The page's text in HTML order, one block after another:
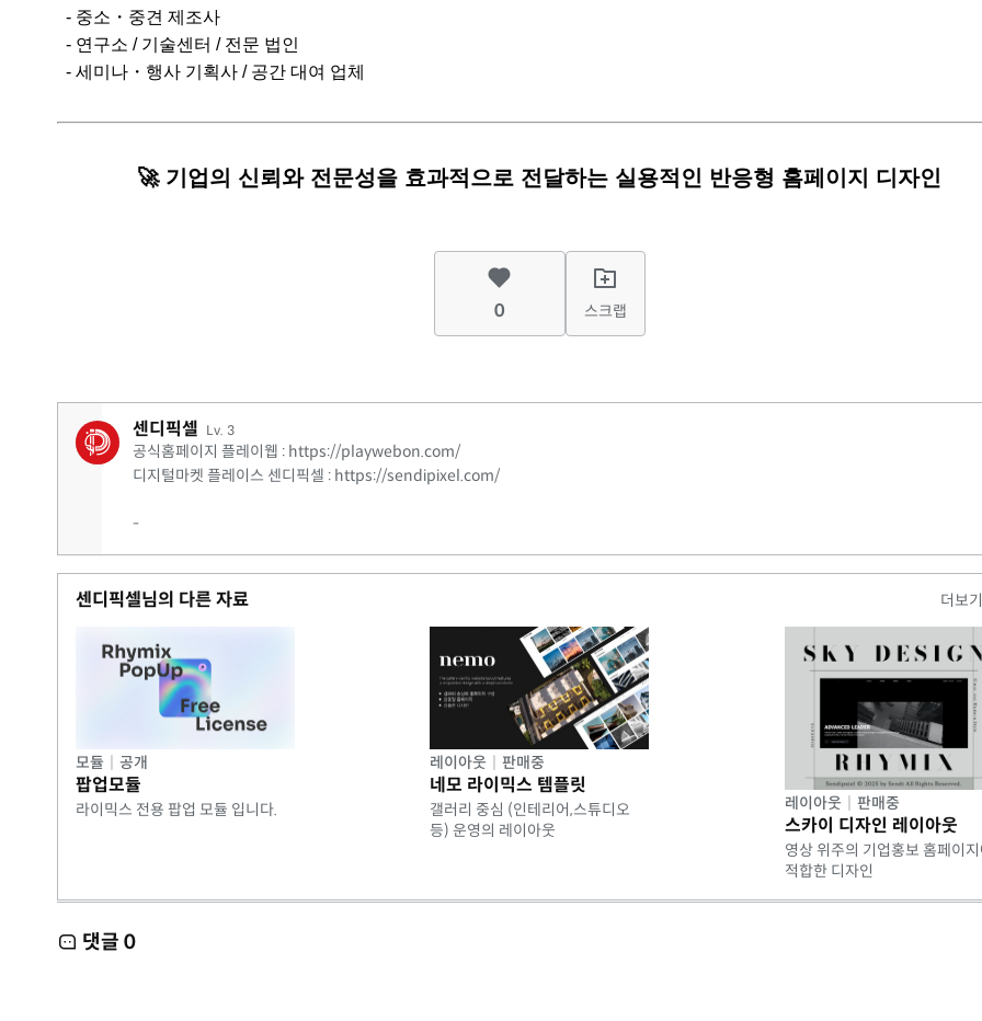
- 중소・중견 제조사
- 연구소 / 기술센터 / 전문 법인
- 세미나・행사 기획사 / 공간 대여 업체
🚀 기업의 신뢰와 전문성을 효과적으로 전달하는 실용적인 반응형 홈페이지 디자인
0 스크랩
센디픽셀 Lv. 3
공식홈페이지 플레이웹 : https://playwebon.com/
디지털마켓 플레이스 센디픽셀 : https://sendipixel.com/
-
우리 회사는 2002년 설립 이후 지금까지 20년 넘는 시간 동안 변함없이 성장해왔습니다.
오랜 기간 디자인과 웹솔루션을 이어온 것은 단순한 유지가 아니라 시장과 고객으로부터 신뢰받아온 증거라 생각합니다.
공공기관, 로펌, 병원·의원, 기업까지 다양한 파트너들이 저희를 선택해주신 이유는 분명합니다.
확실한 전문성, 안정적인 성과, 그리고 지속 가능한 파트너십이 바로 그 이유입니다.
홈페이지 제작은 단순히 사이트 구축이 아닙니다.
기업과 기관이 새로운 출발점에 서고 더 나은 온라인 생태계를 만드는 전략적 과정입니다.
우리는 그 출발선에 함께 있다는 책임감으로 어떠한 작업에도 소홀하지 않습니다.
우리는 단순한 디자인을 넘어, 고객사의 브랜드가 시장에서 더 크게 빛날 수 있도록 돕습니다.
온라인과 오프라인을 아우르는 일관된 브랜드 경험을 설계하고, 브랜드가 가진 가치를 효과적으로 전달합니다.
고객과 투자자 여러분께 더 큰 가치를 만들어 가겠습니다.
센디픽셀님의 다른 자료 더보
모듈 공개
팝업모듈
라이믹스 전용 팝업 모듈 입니다.
레이아웃 판매중
네모 라이믹스 템플릿
갤러리 중심 (인테리어,스튜디오
등) 운영의 레이아웃
레이아웃 판매중
스카이 디자인 레이아웃
영상 위주의 기업홍보 홈페이
적합한 디자인
댓글 0